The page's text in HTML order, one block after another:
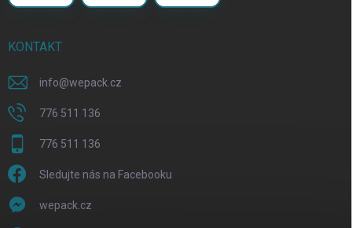
KONTAKT
info@wepack.cz
776 511 136
776 511 136
Sledujte nás na Facebooku
wepack.cz